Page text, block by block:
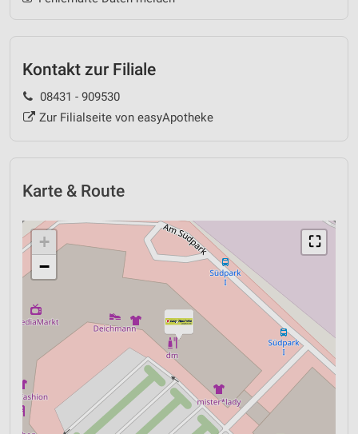
Kontakt zur Filiale
08431 - 909530
Zur Filialseite von easyApotheke
Karte & Route
⛶
+
−